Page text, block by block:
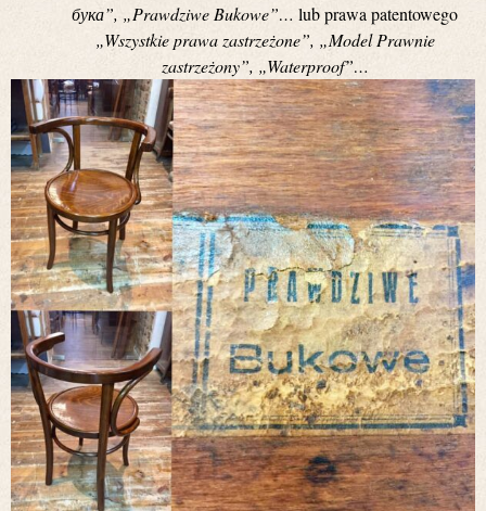
бука”, „Prawdziwe Bukowe”… lub prawa patentowego
„Wszystkie prawa zastrzeżone”, „Model Prawnie
zastrzeżony”, „Waterproof”…